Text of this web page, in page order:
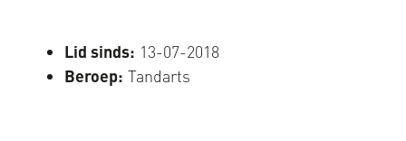
Lid sinds: 13-07-2018
Beroep: Tandarts